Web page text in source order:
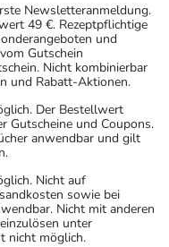
Newsletteranmeldung.
49 €. Rezeptpflichtige
und
Gutschein
Nicht kombinierbar
und Rabatt-Aktionen.
Der Bestellwert
Gutscheine und Coupons.
anwendbar und gilt
Nicht auf
sowie bei
Nicht mit anderen
unter
nicht möglich.